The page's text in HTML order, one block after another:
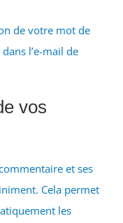
de votre mot de
l’e-mail de
vos
et ses
Cela permet
les